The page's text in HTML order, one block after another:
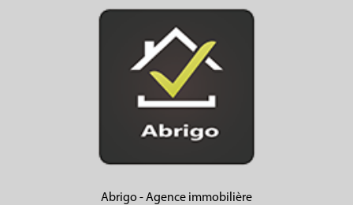
Abrigo - Agence immobilière